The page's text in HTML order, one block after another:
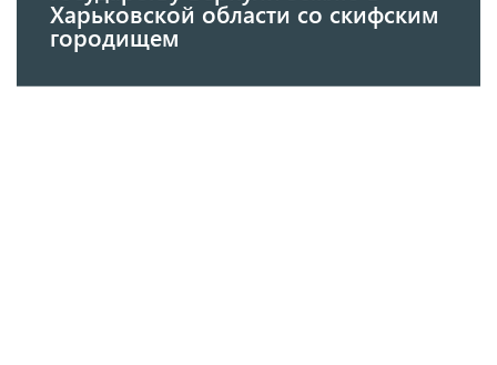
Харьковской области со скифским
городищем